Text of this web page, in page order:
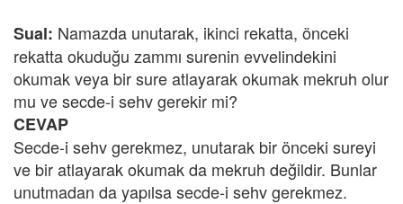
Sual: Namazda unutarak, ikinci rekatta, önceki
rekatta okuduğu zammı surenin evvelindekini
okumak veya bir sure atlayarak okumak mekruh olur
mu ve secde-i sehv gerekir mi?
CEVAP
Secde-i sehv gerekmez, unutarak bir önceki sureyi
ve bir atlayarak okumak da mekruh değildir. Bunlar
unutmadan da yapılsa secde-i sehv gerekmez.